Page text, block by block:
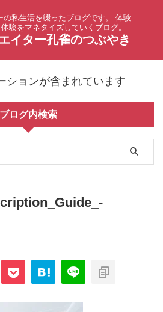
の私生活を綴ったブログです。 体験
験をマネタイズしていくブログ。
イター孔雀のつぶやき
ションが含まれています
ブログ内検索